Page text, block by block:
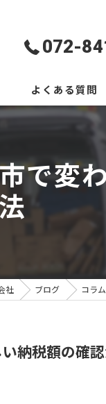
072-
よくある質問
で変
法
社 ブログ コラム
納税額の確